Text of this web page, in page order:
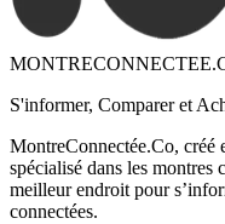
S'informer, Comparer et
MontreConnectée.Co, créé
spécialisé dans les montres
meilleur endroit pour
connectées.